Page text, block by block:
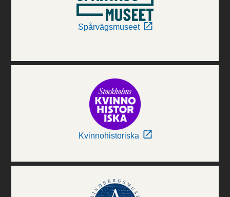
Spårvägsmuseet
Kvinnohistoriska